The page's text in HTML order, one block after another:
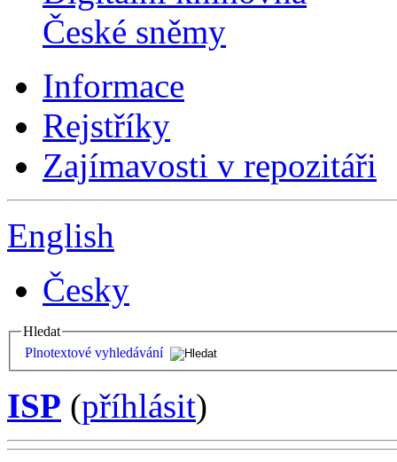
České sněmy
Informace
Rejstříky
Zajímavosti v repozitáři
English
Česky
Hledat
Plnotextové vyhledávání
ISP (příhlásit)